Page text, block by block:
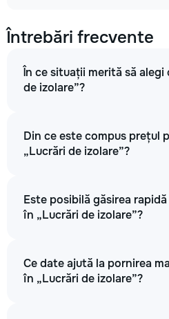
Întrebări frecvente
În ce situații merită să
de izolare”?
Din ce este compus prețul
„Lucrări de izolare”?
Este posibilă găsirea
în „Lucrări de izolare”?
Ce date ajută la pornirea
în „Lucrări de izolare”?